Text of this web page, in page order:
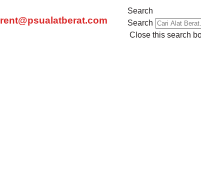
rent@psualatberat.com
Search
Search
Close this search